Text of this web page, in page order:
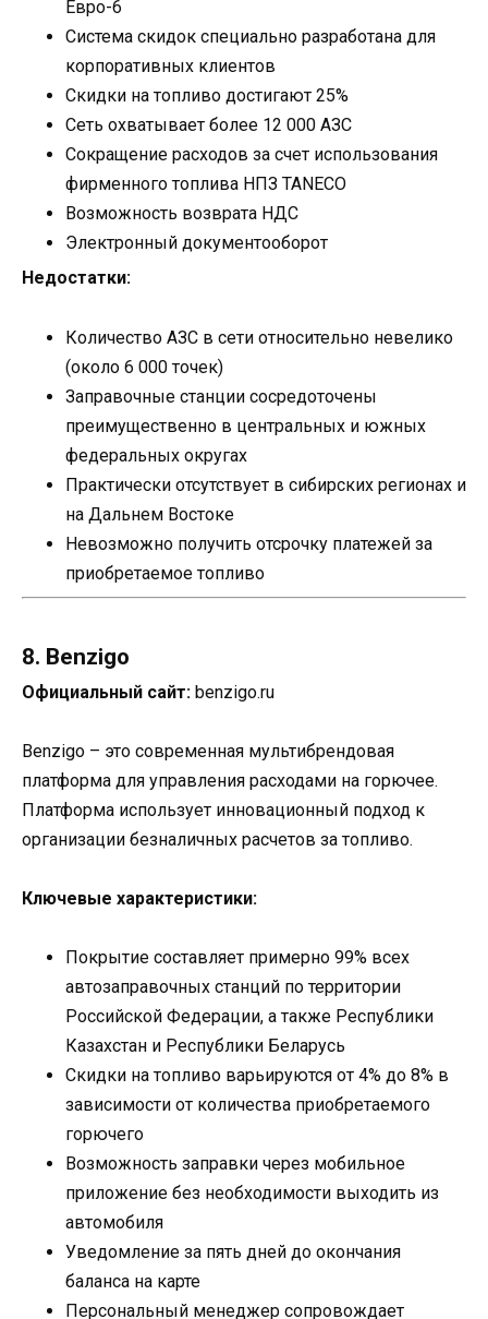
Евро-6
Система скидок специально разработана для
корпоративных клиентов
Скидки на топливо достигают 25%
Сеть охватывает более 12 000 АЗС
Сокращение расходов за счет использования
фирменного топлива НПЗ TANECO
Возможность возврата НДС
Электронный документооборот
Недостатки:
Количество АЗС в сети относительно невелико
(около 6 000 точек)
Заправочные станции сосредоточены
преимущественно в центральных и южных
федеральных округах
Практически отсутствует в сибирских регионах и
на Дальнем Востоке
Невозможно получить отсрочку платежей за
приобретаемое топливо
8. Benzigo
Официальный сайт: benzigo.ru
Benzigo – это современная мультибрендовая
платформа для управления расходами на горючее.
Платформа использует инновационный подход к
организации безналичных расчетов за топливо.
Ключевые характеристики:
Покрытие составляет примерно 99% всех
автозаправочных станций по территории
Российской Федерации, а также Республики
Казахстан и Республики Беларусь
Скидки на топливо варьируются от 4% до 8% в
зависимости от количества приобретаемого
горючего
Возможность заправки через мобильное
приложение без необходимости выходить из
автомобиля
Уведомление за пять дней до окончания
баланса на карте
Персональный менеджер сопровождает